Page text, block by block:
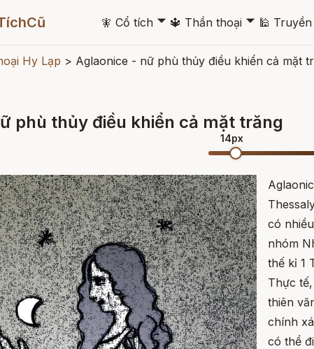
🧚 Cổ tích 🞃 🔱 Thần thoại 🞃 🕌
Hy Lạp > Aglaonice - nữ phù thủy điều khiển cả mặt
phù thủy điều khiển cả mặt trăng
14px
có
nhóm
thế kỉ 1
Thực
thiên
chính
có thể